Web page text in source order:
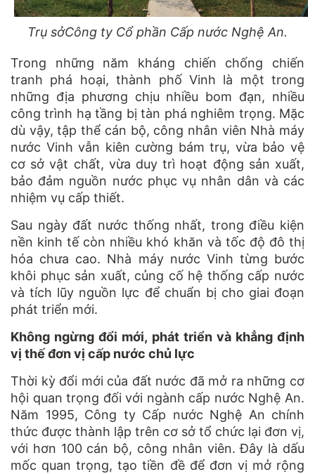
Trụ sởCông ty Cổ phần Cấp nước Nghệ An.
Trong những năm kháng chiến chống chiến
tranh phá hoại, thành phố Vinh là một trong
những địa phương chịu nhiều bom đạn, nhiều
công trình hạ tầng bị tàn phá nghiêm trọng. Mặc
dù vậy, tập thể cán bộ, công nhân viên Nhà máy
nước Vinh vẫn kiên cường bám trụ, vừa bảo vệ
cơ sở vật chất, vừa duy trì hoạt động sản xuất,
bảo đảm nguồn nước phục vụ nhân dân và các
nhiệm vụ cấp thiết.
Sau ngày đất nước thống nhất, trong điều kiện
nền kinh tế còn nhiều khó khăn và tốc độ đô thị
hóa chưa cao. Nhà máy nước Vinh từng bước
khôi phục sản xuất, củng cố hệ thống cấp nước
và tích lũy nguồn lực để chuẩn bị cho giai đoạn
phát triển mới.
Không ngừng đổi mới, phát triển và khẳng định
vị thế đơn vị cấp nước chủ lực
Thời kỳ đổi mới của đất nước đã mở ra những cơ
hội quan trọng đối với ngành cấp nước Nghệ An.
Năm 1995, Công ty Cấp nước Nghệ An chính
thức được thành lập trên cơ sở tổ chức lại đơn vị,
với hơn 100 cán bộ, công nhân viên. Đây là dấu
mốc quan trọng, tạo tiền đề để đơn vị mở rộng